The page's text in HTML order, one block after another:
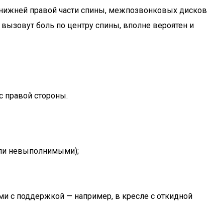
правой части спины, межпозвонковых дисков
боль по центру спины, вполне вероятен и
правой стороны.
невыполнимыми);
с поддержкой — например, в кресле с откидной